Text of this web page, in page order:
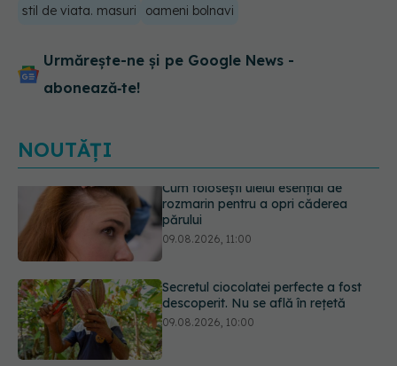
stil de viata. masuri
oameni bolnavi
Urmărește-ne și pe Google News -
abonează‑te!
NOUTĂȚI
Secretul ciocolatei perfecte a fost
descoperit. Nu se află în rețetă
09.08.2026, 10:00
Plasticul pe care îl folosim zilnic,
legat de ficatul gras. Ce au